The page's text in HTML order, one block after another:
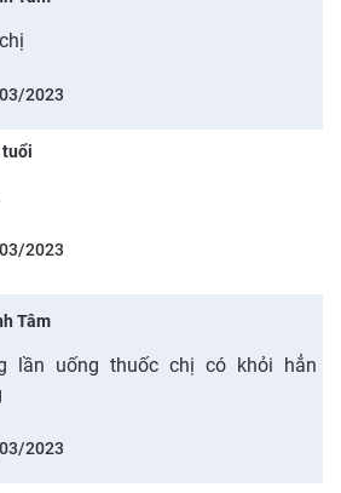
2023
tuổi
2023
Tâm
lần uống thuốc chị có khỏi hẳn
2023